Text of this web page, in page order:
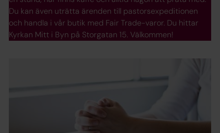
Du kan även uträtta ärenden till pastorsexpeditionen
och handla i vår butik med Fair Trade-varor. Du hittar
Kyrkan Mitt i Byn på Storgatan 15. Välkommen!